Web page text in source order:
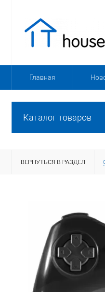
Главная
Каталог товаров
ВЕРНУТЬСЯ В РАЗДЕЛ